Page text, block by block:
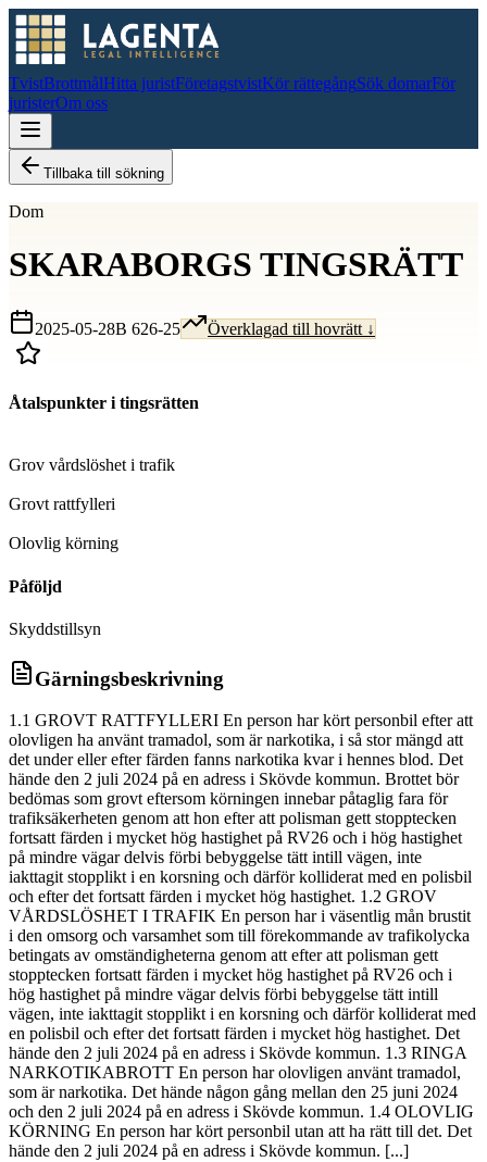
TvistBrottmålHitta juristFöretagstvistKör rättegångSök domarFör
juristerOm oss
Tillbaka till sökning
Dom
SKARABORGS TINGSRÄTT
2025-05-28B 626-25 Överklagad till hovrätt ↓
Åtalspunkter i tingsrätten
Grov vårdslöshet i trafik
Grovt rattfylleri
Olovlig körning
Påföljd
Skyddstillsyn
Gärningsbeskrivning
1.1 GROVT RATTFYLLERI En person har kört personbil efter att
olovligen ha använt tramadol, som är narkotika, i så stor mängd att
det under eller efter färden fanns narkotika kvar i hennes blod. Det
hände den 2 juli 2024 på en adress i Skövde kommun. Brottet bör
bedömas som grovt eftersom körningen innebar påtaglig fara för
trafiksäkerheten genom att hon efter att polisman gett stopptecken
fortsatt färden i mycket hög hastighet på RV26 och i hög hastighet
på mindre vägar delvis förbi bebyggelse tätt intill vägen, inte
iakttagit stopplikt i en korsning och därför kolliderat med en polisbil
och efter det fortsatt färden i mycket hög hastighet. 1.2 GROV
VÅRDSLÖSHET I TRAFIK En person har i väsentlig mån brustit
i den omsorg och varsamhet som till förekommande av trafikolycka
betingats av omständigheterna genom att efter att polisman gett
stopptecken fortsatt färden i mycket hög hastighet på RV26 och i
hög hastighet på mindre vägar delvis förbi bebyggelse tätt intill
vägen, inte iakttagit stopplikt i en korsning och därför kolliderat med
en polisbil och efter det fortsatt färden i mycket hög hastighet. Det
hände den 2 juli 2024 på en adress i Skövde kommun. 1.3 RINGA
NARKOTIKABROTT En person har olovligen använt tramadol,
som är narkotika. Det hände någon gång mellan den 25 juni 2024
och den 2 juli 2024 på en adress i Skövde kommun. 1.4 OLOVLIG
KÖRNING En person har kört personbil utan att ha rätt till det. Det
hände den 2 juli 2024 på en adress i Skövde kommun. [...]